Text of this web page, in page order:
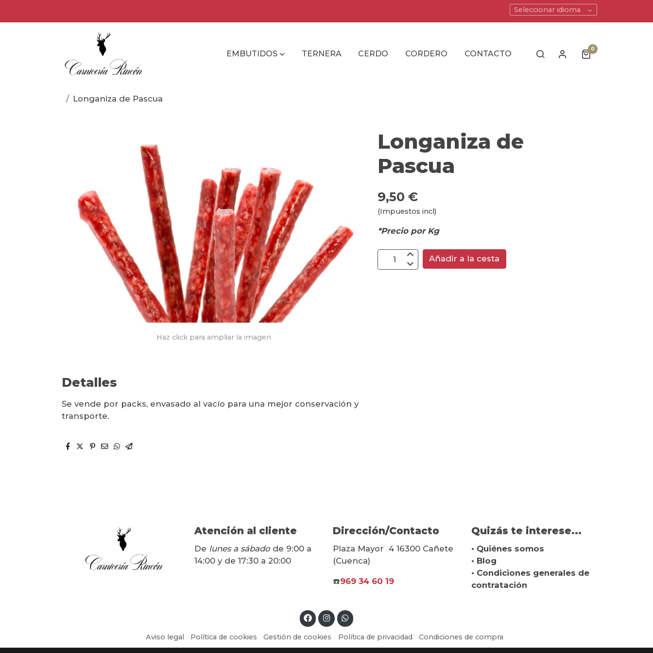
Seleccionar idioma
EMBUTIDOS TERNERA CERDO CORDERO CONTACTO
0
Longaniza de Pascua
Haz click para ampliar la imagen
Detalles
Se vende por packs, envasado al vacío para una mejor conservación y
transporte.
Longaniza de
Pascua
9,50 €
(Impuestos incl)
*Precio por Kg
Añadir a la cesta
Atención al cliente
De lunes a sábadode 9:00 a
14:00 y de 17:30 a 20:00
Dirección/Contacto
Plaza Mayor 4 16300 Cañete
(Cuenca)
☎️969 34 60 19
Quizás te interese...
• Quiénes somos
• Blog
• Condiciones generales de
contratación
Aviso legal Política de cookies Gestión de cookies Política de privacidad Condiciones de compra